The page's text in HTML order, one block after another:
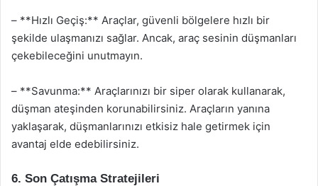
– **Hızlı Geçiş:** Araçlar, güvenli bölgelere hızlı bir
şekilde ulaşmanızı sağlar. Ancak, araç sesinin düşmanları
çekebileceğini unutmayın.
– **Savunma:** Araçlarınızı bir siper olarak kullanarak,
düşman ateşinden korunabilirsiniz. Araçların yanına
yaklaşarak, düşmanlarınızı etkisiz hale getirmek için
avantaj elde edebilirsiniz.
6. Son Çatışma Stratejileri